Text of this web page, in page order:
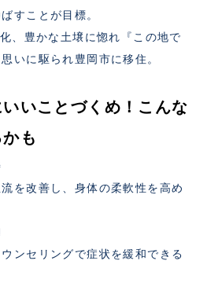
すことが目標。
、豊かな土壌に惚れ『この地で
いに駆られ豊岡市に移住。
いことづくめ！こんな
も
を改善し、身体の柔軟性を高め
ンセリングで症状を緩和できる